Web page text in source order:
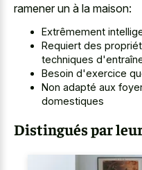
ramener un à la maison:
Extrêmement
Requiert des
techniques
Besoin d'exercice
Non adapté aux
domestiques
Distingués par